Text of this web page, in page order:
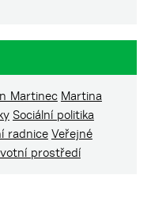
Martinec Martina
Sociální politika
radnice Veřejné
prostředí